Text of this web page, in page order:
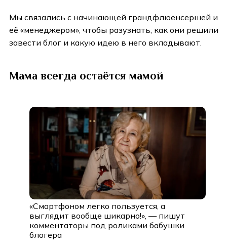
Мы связались с начинающей грандфлюенсершей и
её «менеджером», чтобы разузнать, как они решили
завести блог и какую идею в него вкладывают.
Мама всегда остаётся мамой
«Смартфоном легко пользуется, а
выглядит вообще шикарно!», — пишут
комментаторы под роликами бабушки
блогера